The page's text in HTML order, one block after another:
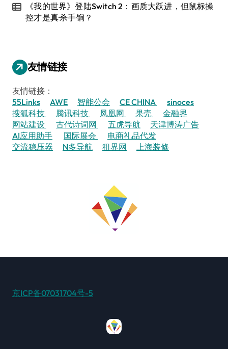
《我的世界》登陆Switch 2：画质大跃进，但鼠标操
控才是真·杀手锏？
友情链接
友情链接：
55Links
AWE 智能公会 CE CHINA
sinoces
搜狐科技
腾讯科技 凤凰网 果壳
金融界
网站建设
古代诗词网 五虎导航
天津博涛广告
AI应用助手
国际展会
电商礼品代发
交流稳压器
N多导航 租界网 上海装修
京ICP备07031704号-5